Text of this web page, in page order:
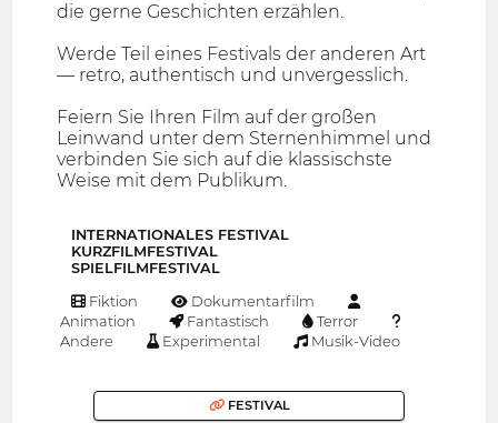
die gerne Geschichten erzählen.
Werde Teil eines Festivals der anderen Art
— retro, authentisch und unvergesslich.
Feiern Sie Ihren Film auf der großen
Leinwand unter dem Sternenhimmel und
verbinden Sie sich auf die klassischste
Weise mit dem Publikum.
INTERNATIONALES FESTIVAL
KURZFILMFESTIVAL
SPIELFILMFESTIVAL
Fiktion
Dokumentarfilm
Animation
Fantastisch
Terror
Andere
Experimental Musik-Video
FESTIVAL